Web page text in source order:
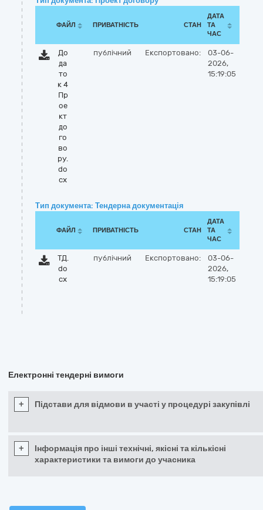
ФАЙЛ ПРИВАТНІСТЬ СТАН
ДАТА
ТА
ЧАС
До
да
то
к 4
Пр
ое
кт
до
го
во
ру.
do
cx
публічний Експортовано:
03-06-
2026,
15:19:05
Тип документа: Тендерна документація
ФАЙЛ ПРИВАТНІСТЬ СТАН
ДАТА
ТА
ЧАС
ТД.
do
cx
публічний Експортовано:
03-06-
2026,
15:19:05
Електронні тендерні вимоги
+ Підстави для відмови в участі у процедурі закупівлі
+
Інформація про інші технічні, якісні та кількісні
характеристики та вимоги до учасника